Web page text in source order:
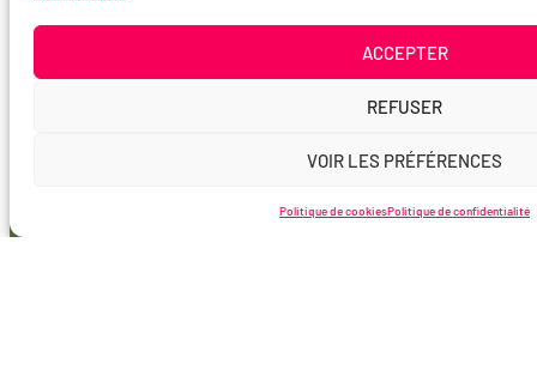
ACCEPTER
REFUSER
VOIR LES PRÉFÉRENCES
Politique de cookiesPolitique de confidentialité